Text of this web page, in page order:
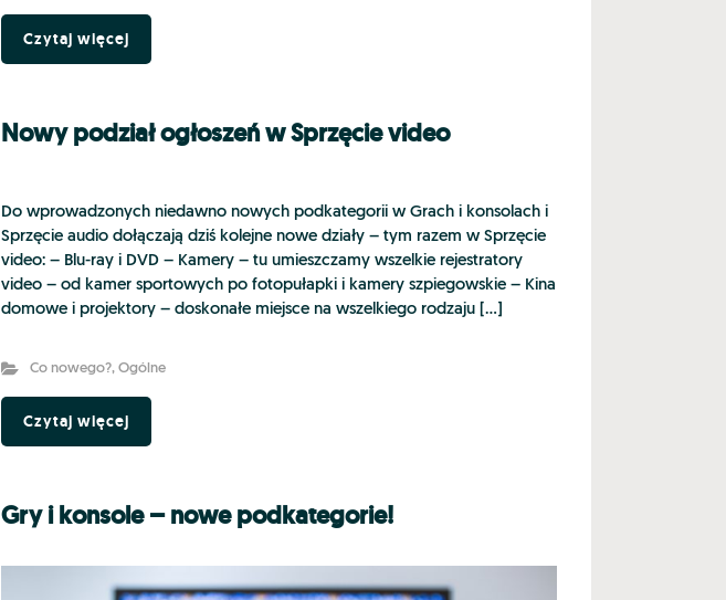
Czytaj więcej
Nowy podział ogłoszeń w Sprzęcie video
Do wprowadzonych niedawno nowych podkategorii w Grach i konsolach i
Sprzęcie audio dołączają dziś kolejne nowe działy – tym razem w Sprzęcie
video: – Blu-ray i DVD – Kamery – tu umieszczamy wszelkie rejestratory
video – od kamer sportowych po fotopułapki i kamery szpiegowskie – Kina
domowe i projektory – doskonałe miejsce na wszelkiego rodzaju […]
Co nowego?, Ogólne
Czytaj więcej
Gry i konsole – nowe podkategorie!